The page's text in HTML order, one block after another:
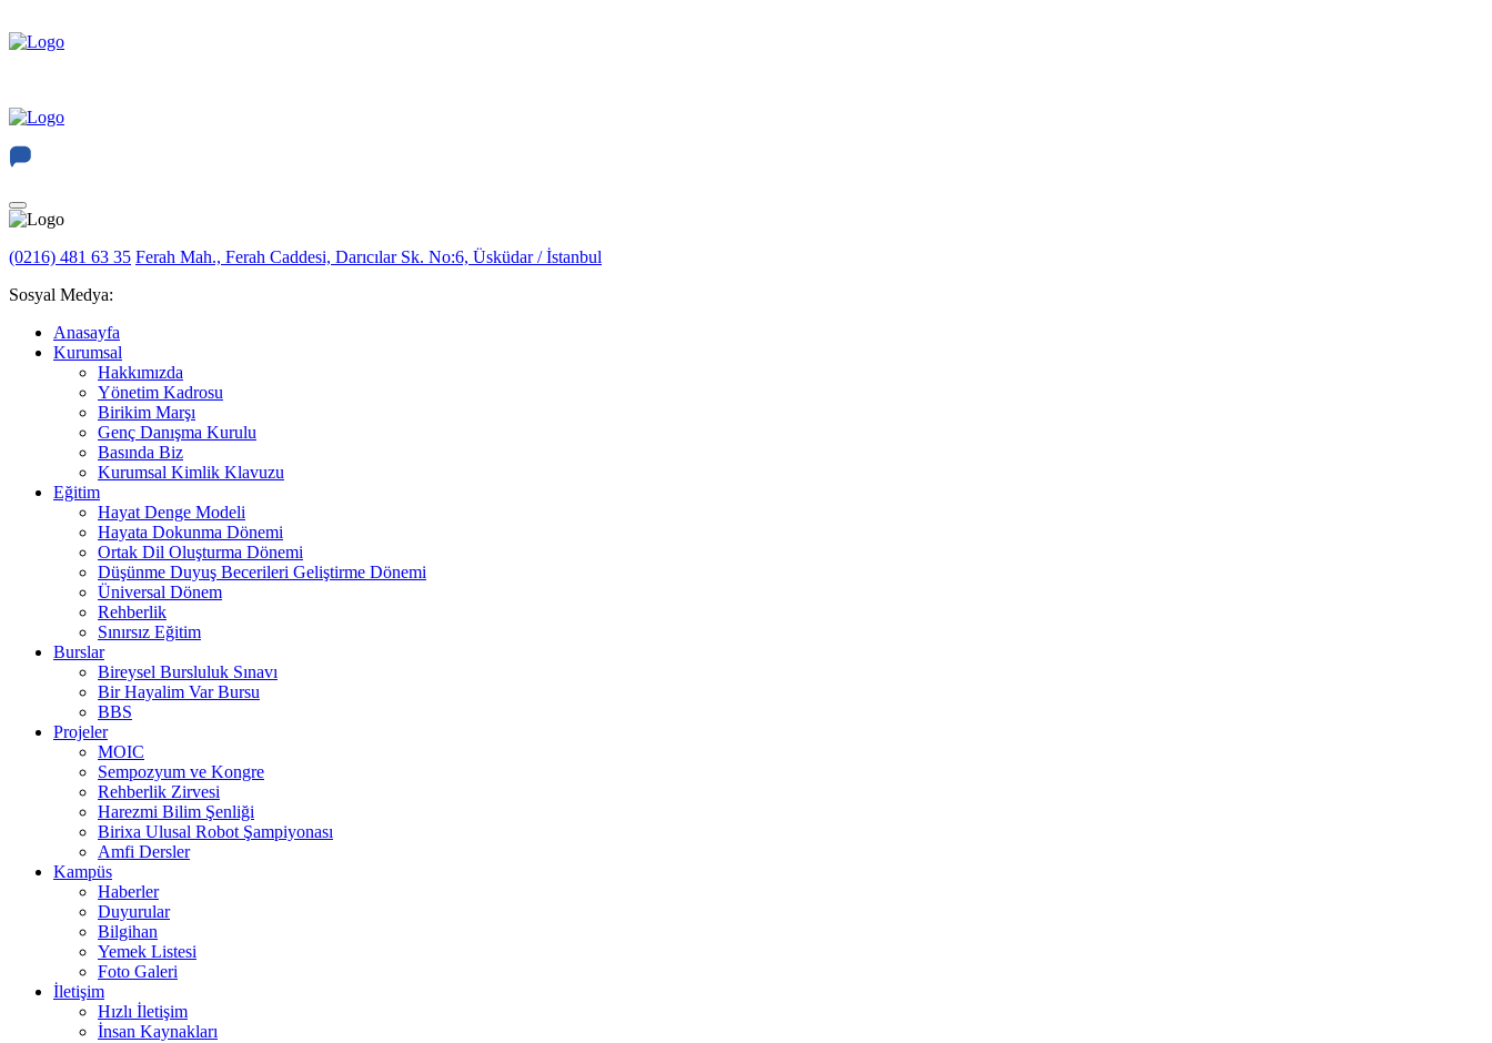
(0216) 481 63 35 Ferah Mah., Ferah Caddesi, Darıcılar Sk. No:6, Üsküdar / İstanbul
Sosyal Medya:
Anasayfa
Kurumsal
Hakkımızda
Yönetim Kadrosu
Birikim Marşı
Genç Danışma Kurulu
Basında Biz
Kurumsal Kimlik Klavuzu
Eğitim
Hayat Denge Modeli
Hayata Dokunma Dönemi
Ortak Dil Oluşturma Dönemi
Düşünme Duyuş Becerileri Geliştirme Dönemi
Üniversal Dönem
Rehberlik
Sınırsız Eğitim
Burslar
Bireysel Bursluluk Sınavı
Bir Hayalim Var Bursu
BBS
Projeler
MOIC
Sempozyum ve Kongre
Rehberlik Zirvesi
Harezmi Bilim Şenliği
Birixa Ulusal Robot Şampiyonası
Amfi Dersler
Kampüs
Haberler
Duyurular
Bilgihan
Yemek Listesi
Foto Galeri
İletişim
Hızlı İletişim
İnsan Kaynakları